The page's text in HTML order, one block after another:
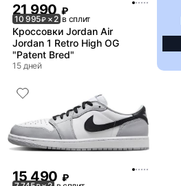
21 990 ₽
10 995₽ × 2 в сплит
Кроссовки Jordan Air
Jordan 1 Retro High OG
"Patent Bred"
15 дней
15 490 ₽